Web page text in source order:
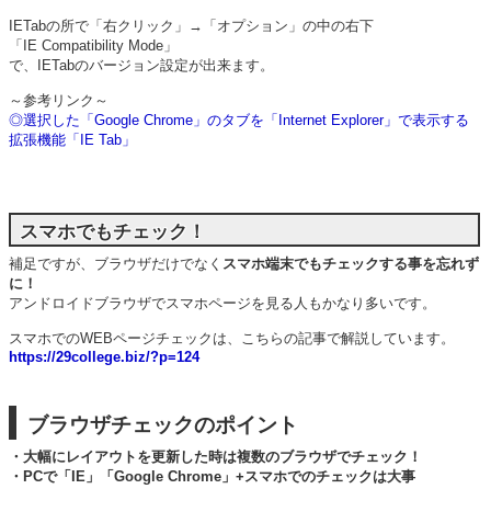
IETabの所で「右クリック」→「オプション」の中の右下
「IE Compatibility Mode」
で、IETabのバージョン設定が出来ます。
～参考リンク～
◎選択した「Google Chrome」のタブを「Internet Explorer」で表示する
拡張機能「IE Tab」
スマホでもチェック！
補足ですが、ブラウザだけでなく スマホ端末でもチェックする事を忘れず
に！
アンドロイドブラウザでスマホページを見る人もかなり多いです。
スマホでのWEBページチェックは、こちらの記事で解説しています。
https://29college.biz/?p=124
ブラウザチェックのポイント
・大幅にレイアウトを更新した時は複数のブラウザでチェック！
・PCで「IE」「Google Chrome」+スマホでのチェックは大事